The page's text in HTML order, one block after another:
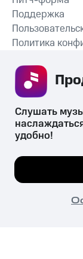
Поддержка
Политика
психотропных
их незаконный
© 2026 ООО
Все права
Мы
Слушать
удобно!